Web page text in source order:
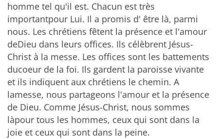
homme tel qu'il est. Chacun est très
importantpour Lui. Il a promis d' être là, parmi
nous. Les chrétiens fêtent la présence et l'amour
deDieu dans leurs offices. Ils célèbrent Jésus-
Christ à la messe. Les offices sont les battements
ducoeur de la foi. Ils gardent la paroisse vivante
et ils indiquent aux chrétiens le chemin. A
lamesse, nous partageons l'amour et la présence
de Dieu. Comme Jésus-Christ, nous sommes
làpour tous les hommes, ceux qui sont dans la
joie et ceux qui sont dans la peine.